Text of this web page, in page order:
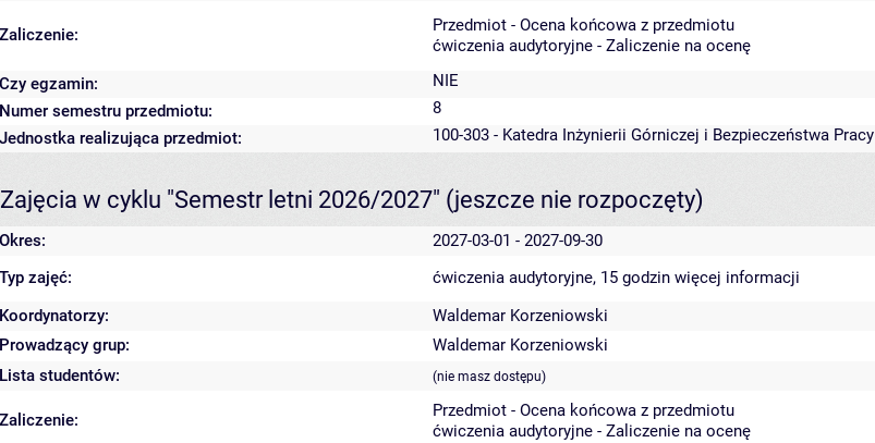
Zaliczenie:
Przedmiot - Ocena końcowa z przedmiotu
ćwiczenia audytoryjne - Zaliczenie na ocenę
Czy egzamin:
NIE
Numer semestru przedmiotu:
8
Jednostka realizująca przedmiot:
100-303 - Katedra Inżynierii Górniczej i Bezpieczeństwa Pracy
Zajęcia w cyklu "Semestr letni 2026/2027" (jeszcze nie rozpoczęty)
Okres: 2027-03-01 - 2027-09-30
Typ zajęć: ćwiczenia audytoryjne, 15 godzin więcej informacji
Koordynatorzy:
Waldemar Korzeniowski
Prowadzący grup:
Waldemar Korzeniowski
Lista studentów:
(nie masz dostępu)
Zaliczenie:
Przedmiot - Ocena końcowa z przedmiotu
ćwiczenia audytoryjne - Zaliczenie na ocenę